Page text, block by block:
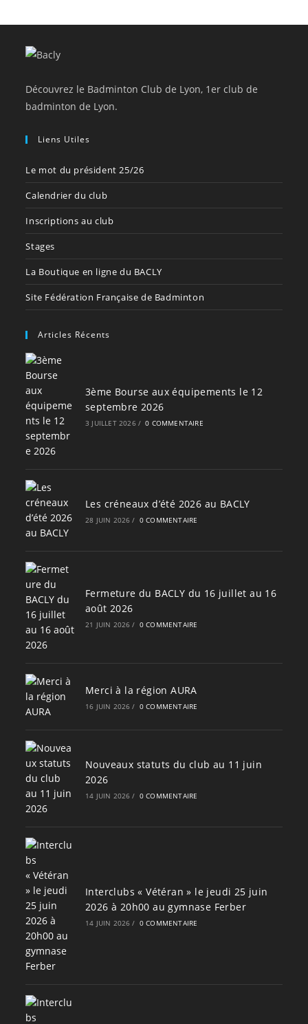
Découvrez le Badminton Club de Lyon, 1er club de
badminton de Lyon.
Liens Utiles
Le mot du président 25/26
Calendrier du club
Inscriptions au club
Stages
La Boutique en ligne du BACLY
Site Fédération Française de Badminton
Articles Récents
3ème Bourse aux équipements le 12
septembre 2026
3 JUILLET 2026 / 0 COMMENTAIRE
Les créneaux d’été 2026 au BACLY
28 JUIN 2026 / 0 COMMENTAIRE
Fermeture du BACLY du 16 juillet au 16
août 2026
21 JUIN 2026 / 0 COMMENTAIRE
Merci à la région AURA
16 JUIN 2026 / 0 COMMENTAIRE
Nouveaux statuts du club au 11 juin
2026
14 JUIN 2026 / 0 COMMENTAIRE
Interclubs « Vétéran » le jeudi 25 juin
2026 à 20h00 au gymnase Ferber
14 JUIN 2026 / 0 COMMENTAIRE